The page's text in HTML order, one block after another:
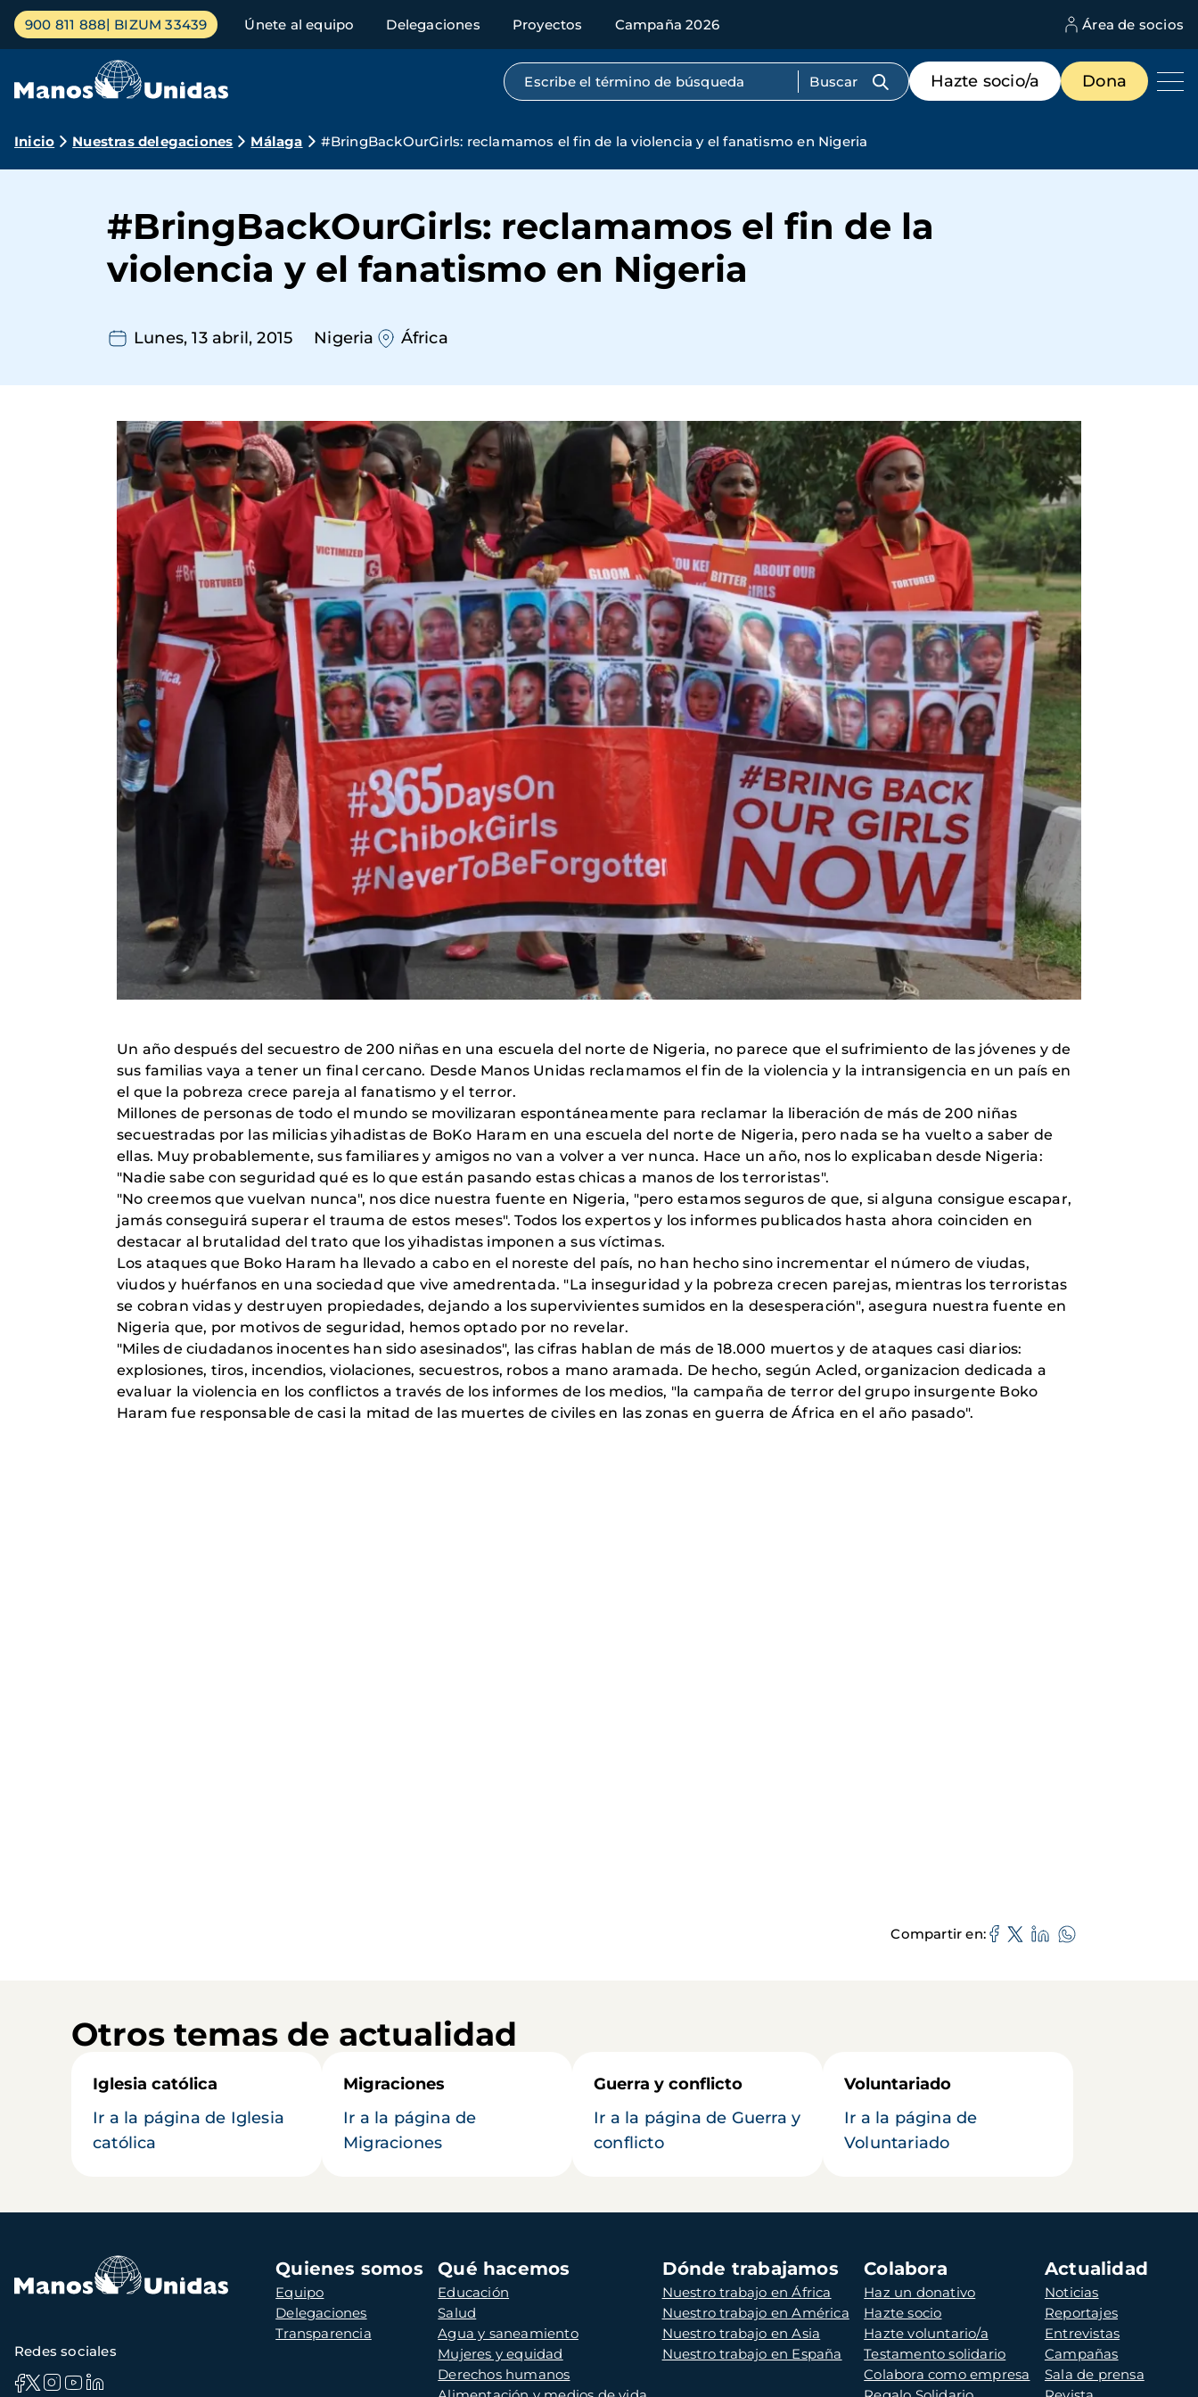
Pasar
contenido
Menú
principal
900 811 888 BIZUM 33439 Únete al equipo Delegaciones Proyectos Campaña 2026 Área de socios
Búsqueda por texto completo
Menú
de
destacados
Hazte socio/a Dona
Ruta
navegación
Inicio Nuestras delegaciones Málaga #BringBackOurGirls: reclamamos el fin de la violencia y el fanatismo en Nigeria
#BringBackOurGirls: reclamamos el fin de la
violencia y el fanatismo en Nigeria
Lunes, 13 abril, 2015 Nigeria África
Un año después del secuestro de 200 niñas en una escuela del norte de Nigeria, no parece que el sufrimiento de las jóvenes y de
sus familias vaya a tener un final cercano. Desde Manos Unidas reclamamos el fin de la violencia y la intransigencia en un país en
el que la pobreza crece pareja al fanatismo y el terror.
Millones de personas de todo el mundo se movilizaran espontáneamente para reclamar la liberación de más de 200 niñas
secuestradas por las milicias yihadistas de BoKo Haram en una escuela del norte de Nigeria, pero nada se ha vuelto a saber de
ellas. Muy probablemente, sus familiares y amigos no van a volver a ver nunca. Hace un año, nos lo explicaban desde Nigeria:
"Nadie sabe con seguridad qué es lo que están pasando estas chicas a manos de los terroristas".
"No creemos que vuelvan nunca", nos dice nuestra fuente en Nigeria, "pero estamos seguros de que, si alguna consigue escapar,
jamás conseguirá superar el trauma de estos meses". Todos los expertos y los informes publicados hasta ahora coinciden en
destacar al brutalidad del trato que los yihadistas imponen a sus víctimas.
Los ataques que Boko Haram ha llevado a cabo en el noreste del país, no han hecho sino incrementar el número de viudas,
viudos y huérfanos en una sociedad que vive amedrentada. "La inseguridad y la pobreza crecen parejas, mientras los terroristas
se cobran vidas y destruyen propiedades, dejando a los supervivientes sumidos en la desesperación", asegura nuestra fuente en
Nigeria que, por motivos de seguridad, hemos optado por no revelar.
"Miles de ciudadanos inocentes han sido asesinados", las cifras hablan de más de 18.000 muertos y de ataques casi diarios:
explosiones, tiros, incendios, violaciones, secuestros, robos a mano aramada. De hecho, según Acled, organizacion dedicada a
evaluar la violencia en los conflictos a través de los informes de los medios, "la campaña de terror del grupo insurgente Boko
Haram fue responsable de casi la mitad de las muertes de civiles en las zonas en guerra de África en el año pasado".
Compartir en
Otros temas de actualidad
Iglesia católica
Ir a la página de Iglesia
católica
Migraciones
Ir a la página de
Migraciones
Guerra y conflicto
Ir a la página de Guerra y
conflicto
Voluntariado
Ir a la página de
Voluntariado
Navegación
principal
Quienes somos
Equipo
Delegaciones
Transparencia
Qué hacemos
Educación
Salud
Agua y saneamiento
Mujeres y equidad
Derechos humanos
Dónde trabajamos
Nuestro trabajo en África
Nuestro trabajo en América
Nuestro trabajo en Asia
Nuestro trabajo en España
Colabora
Haz un donativo
Hazte socio
Hazte voluntario/a
Testamento solidario
Colabora como empresa
Actualidad
Noticias
Reportajes
Entrevistas
Campañas
Sala de prensa
Redes sociales